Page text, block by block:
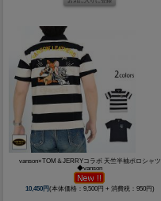
vanson×TOM＆JERRYコラボ 天竺半袖ポロシャツ
◆vanson
10,450円(本体価格：9,500円 + 消費税：950円)